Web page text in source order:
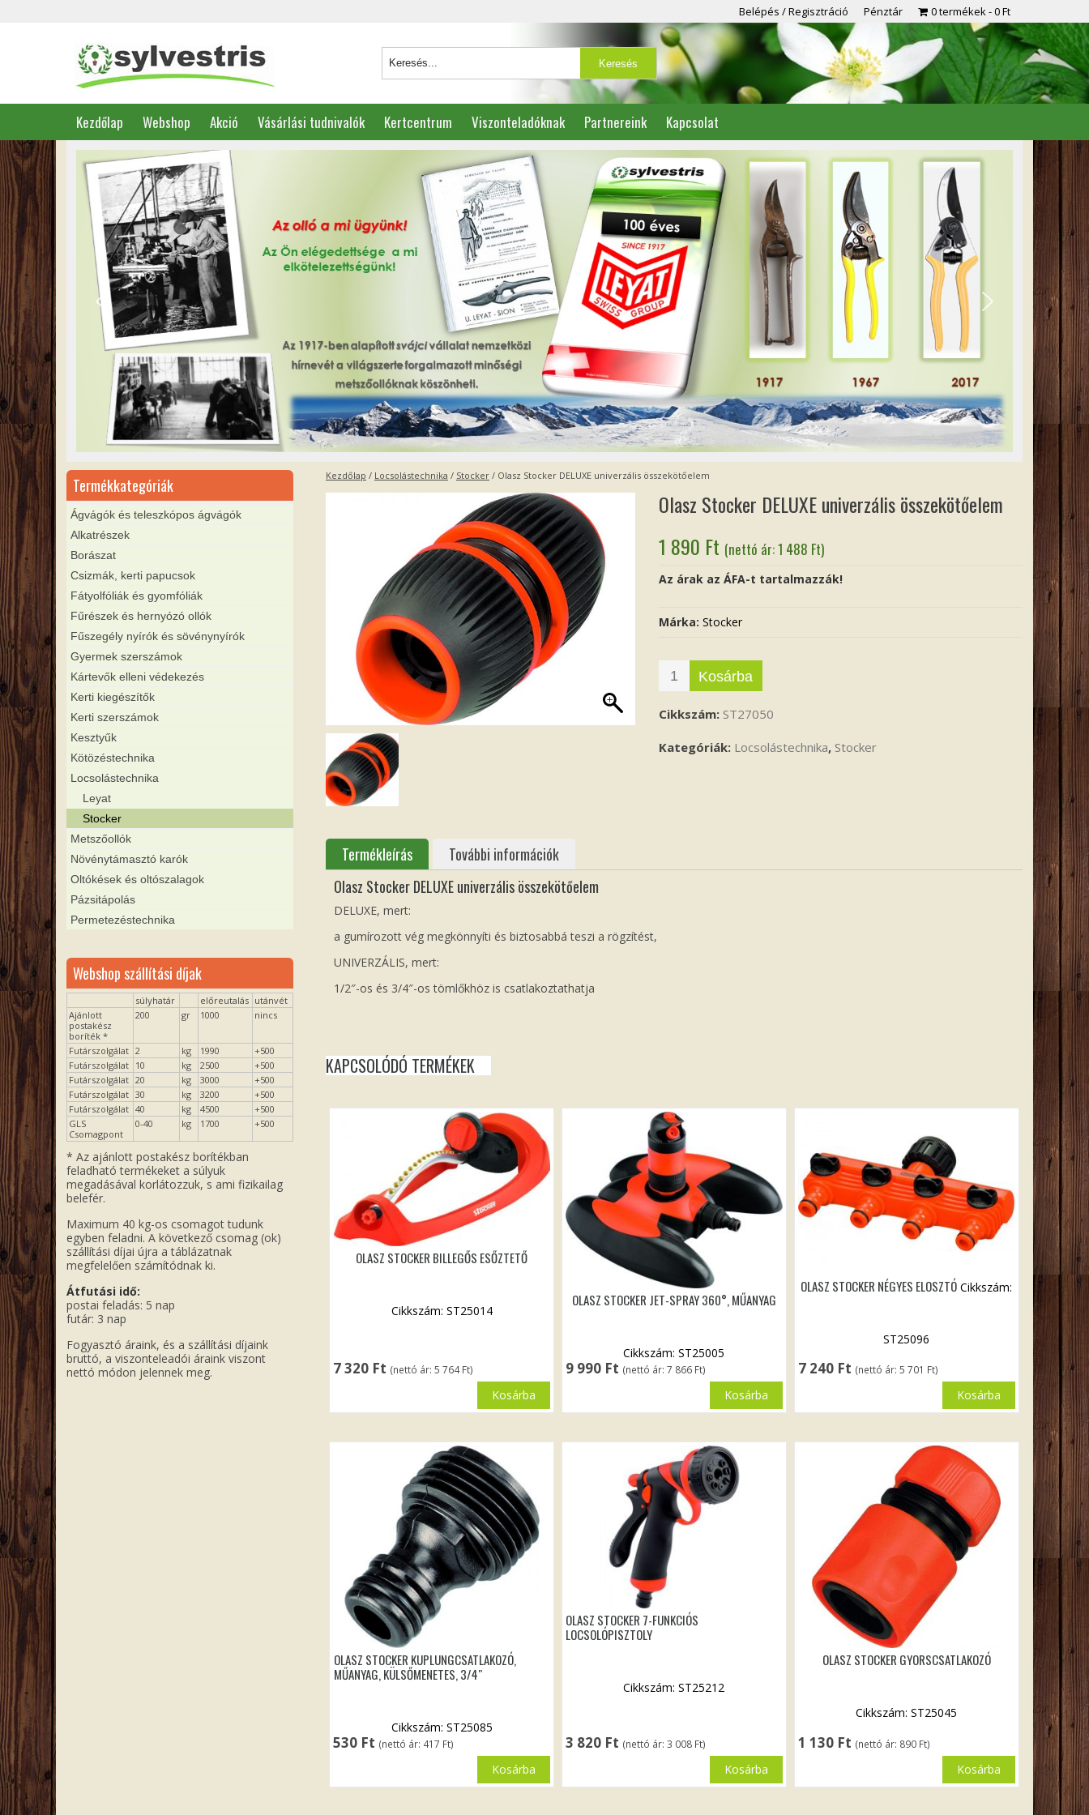
Belépés / Regisztráció Pénztár 0 termékek 0 Ft
Kezdőlap Webshop Akció Vásárlási tudnivalók Kertcentrum Viszonteladóknak Partnereink Kapcsolat
Kezdőlap / Locsolástechnika / Stocker / Olasz Stocker DELUXE univerzális összekötőelem
Olasz Stocker DELUXE univerzális összekötőelem
1 890 Ft (nettó ár:1 488 Ft)
Az árak az ÁFA-t tartalmazzák!
Márka: Stocker
Kosárba
Cikkszám: ST27050
Kategóriák: Locsolástechnika, Stocker
Termékleírás
További információk
Olasz Stocker DELUXE univerzális összekötőelem
DELUXE, mert:
a gumírozott vég megkönnyíti és biztosabbá teszi a rögzítést,
UNIVERZÁLIS, mert:
1/2″-os és 3/4″-os tömlőkhöz is csatlakoztathatja
KAPCSOLÓDÓ TERMÉKEK
OLASZ STOCKER BILLEGŐS ESŐZTETŐ
7 320 Ft (nettó ár:5 764Ft)
Cikkszám: ST25014
Kosárba
OLASZ STOCKER JET-SPRAY 360°, MŰANYAG
9 990 Ft (nettó ár: 7 866 Ft)
Cikkszám: ST25005
Kosárba
OLASZ STOCKER NÉGYES ELOSZTÓ
7 240 Ft (nettó ár: 5 701 Ft)
Cikkszám:
ST25096
Kosárba
OLASZ STOCKER KUPLUNGCSATLAKOZÓ,
MŰANYAG, KÜLSŐMENETES, 3/4″
530 Ft (nettó ár: 417 Ft)
Cikkszám: ST25085
Kosárba
OLASZ STOCKER 7-FUNKCIÓS
LOCSOLÓPISZTOLY
3 820 Ft (nettó ár: 3 008 Ft)
Cikkszám: ST25212
Kosárba
OLASZ STOCKER GYORSCSATLAKOZÓ
1 130 Ft (nettó ár: 890 Ft)
Cikkszám: ST25045
Kosárba
Termékkategóriák
Ágvágók és teleszkópos ágvágók
Alkatrészek
Borászat
Csizmák, kerti papucsok
Fátyolfóliák és gyomfóliák
Fűrészek és hernyózó ollók
Fűszegély nyírók és sövénynyírók
Gyermek szerszámok
Kártevők elleni védekezés
Kerti kiegészítők
Kerti szerszámok
Kesztyűk
Kötözéstechnika
Locsolástechnika
Leyat
Stocker
Metszőollók
Növénytámasztó karók
Oltókések és oltószalagok
Pázsitápolás
Permetezéstechnika
Webshop szállítási díjak
súlyhatár előreutalás utánvét
Ajánlott
postakész
boríték *
200 gr 1000 nincs
Futárszolgálat 2 kg 1990
+500
Futárszolgálat 10 kg 2500
+500
Futárszolgálat 20 kg 3000
+500
Futárszolgálat 30 kg 3200
+500
Futárszolgálat 40 kg 4500
+500
GLS
Csomagpont
0-40 kg 1700 +500
* Az ajánlott postakész borítékban
feladható termékeket a súlyuk
megadásával korlátozzuk, s ami fizikailag
belefér.
Maximum 40 kg-os csomagot tudunk
egyben feladni. A következő csomag (ok)
szállítási díjai újra a táblázatnak
megfelelően számítódnak ki.
Átfutási idő:
postai feladás: 5 nap
futár: 3 nap
Fogyasztó áraink, és a szállítási díjaink
bruttó, a viszonteleadói áraink viszont
nettó módon jelennek meg.